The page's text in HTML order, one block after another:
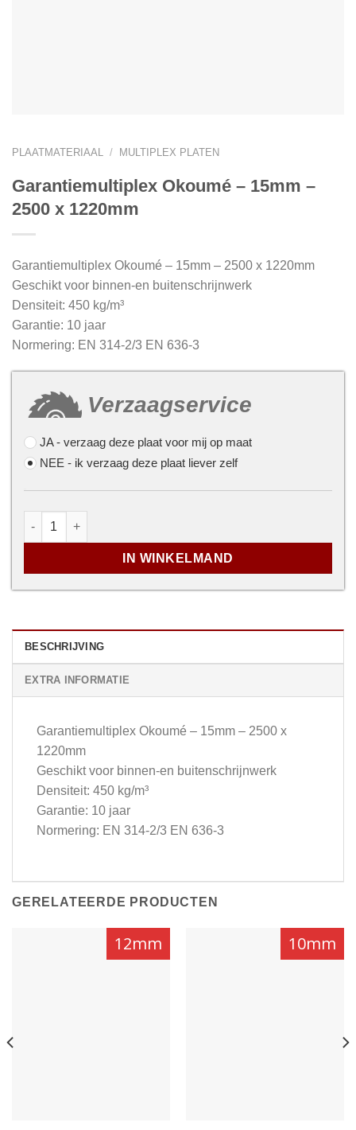
PLAATMATERIAAL / MULTIPLEX PLATEN
Garantiemultiplex Okoumé – 15mm –
2500 x 1220mm
Garantiemultiplex Okoumé – 15mm – 2500 x 1220mm
Geschikt voor binnen-en buitenschrijnwerk
Densiteit: 450 kg/m³
Garantie: 10 jaar
Normering: EN 314-2/3 EN 636-3
Verzaagservice
JA- verzaag deze plaat voor mij op maat
NEE - ik verzaag deze plaat liever zelf
Garantiemultiplex Okoumé - 15mm - 2500 x 1220mm
IN WINKELMAND
BESCHRIJVING
EXTRA INFORMATIE
Garantiemultiplex Okoumé – 15mm – 2500 x
1220mm
Geschikt voor binnen-en buitenschrijnwerk
Densiteit: 450 kg/m³
Garantie: 10 jaar
Normering: EN 314-2/3 EN 636-3
GERELATEERDE PRODUCTEN
12mm 10mm